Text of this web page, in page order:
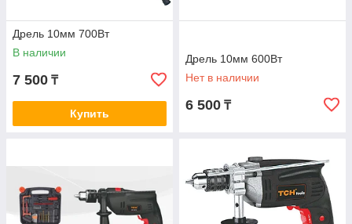
Дрель 10мм 700Вт
В наличии
7 500 ₸
Купить
Дрель 10мм 600Вт
Нет в наличии
6 500 ₸